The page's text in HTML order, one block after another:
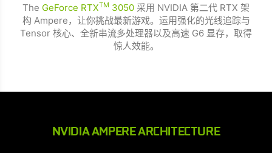
The GeForce RTXTM 3050 采用 NVIDIA 第二代 RTX 架
构 Ampere，让你挑战最新游戏。运用强化的光线追踪与
Tensor 核心、全新串流多处理器以及高速 G6 显存，取得
惊人效能。
NVIDIA AMPERE ARCHITECTURE